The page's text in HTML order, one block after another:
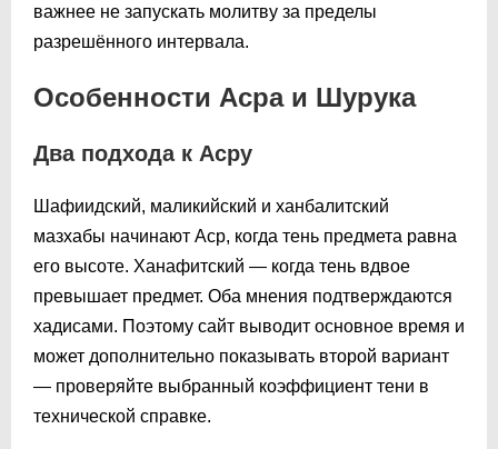
важнее не запускать молитву за пределы
разрешённого интервала.
Особенности Асра и Шурука
Два подхода к Асру
Шафиидский, маликийский и ханбалитский
мазхабы начинают Аср, когда тень предмета равна
его высоте. Ханафитский — когда тень вдвое
превышает предмет. Оба мнения подтверждаются
хадисами. Поэтому сайт выводит основное время и
может дополнительно показывать второй вариант
— проверяйте выбранный коэффициент тени в
технической справке.